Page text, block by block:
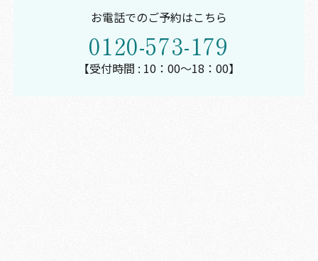
お電話でのご予約はこちら
0120-573-179
【受付時間 : 10：00～18：00】